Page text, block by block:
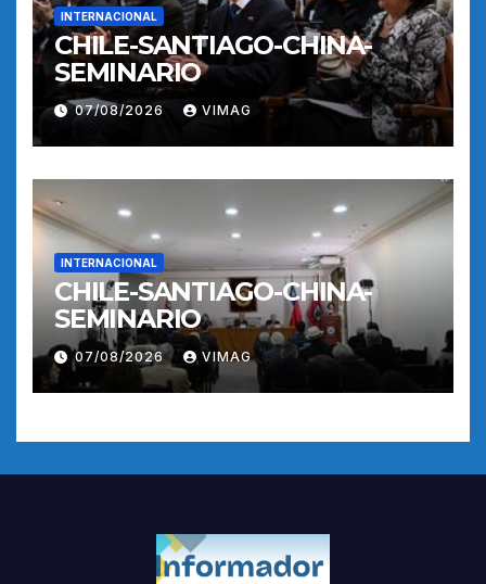
INTERNACIONAL
CHILE-SANTIAGO-CHINA-
SEMINARIO
07/08/2026 VIMAG
INTERNACIONAL
CHILE-SANTIAGO-CHINA-
SEMINARIO
07/08/2026 VIMAG